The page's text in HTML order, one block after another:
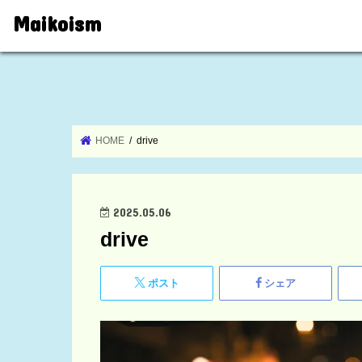
Maikoism
HOME drive
2025.05.06
drive
ポスト シェア